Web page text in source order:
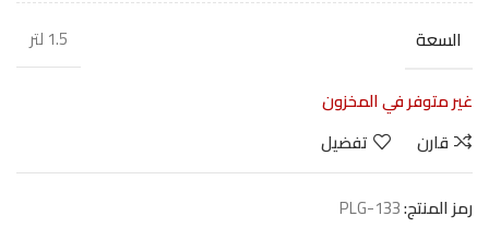
السعة
1.5 لتر
غير متوفر في المخزون
قارن
تفضيل
رمز المنتج:PLG-133